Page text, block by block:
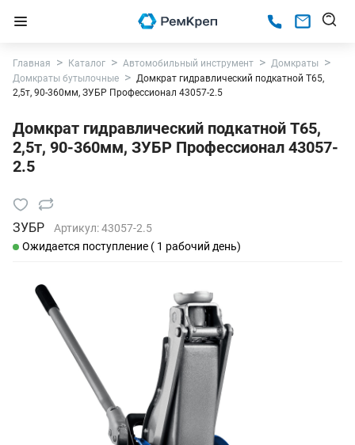
Главная Каталог Автомобильный инструмент
Домкраты
Домкраты бутылочные
Домкрат гидравлический подкатной T65,
2,5т, 90-360мм, ЗУБР Профессионал 43057-2.5
Домкрат гидравлический подкатной T65,
2,5т, 90-360мм, ЗУБР Профессионал 43057-
2.5
ЗУБР Артикул:43057-2.5
Ожидается поступление ( 1 рабочий день)